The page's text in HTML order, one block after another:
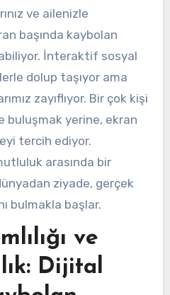
ve ailenizle
başında kaybolan
İnteraktif sosyal
dolup taşıyor ama
zayıflıyor. Bir çok kişi
buluşmak yerine, ekran
tercih ediyor.
arasında bir
ziyade, gerçek
bulmakla başlar.
ve
Dijital